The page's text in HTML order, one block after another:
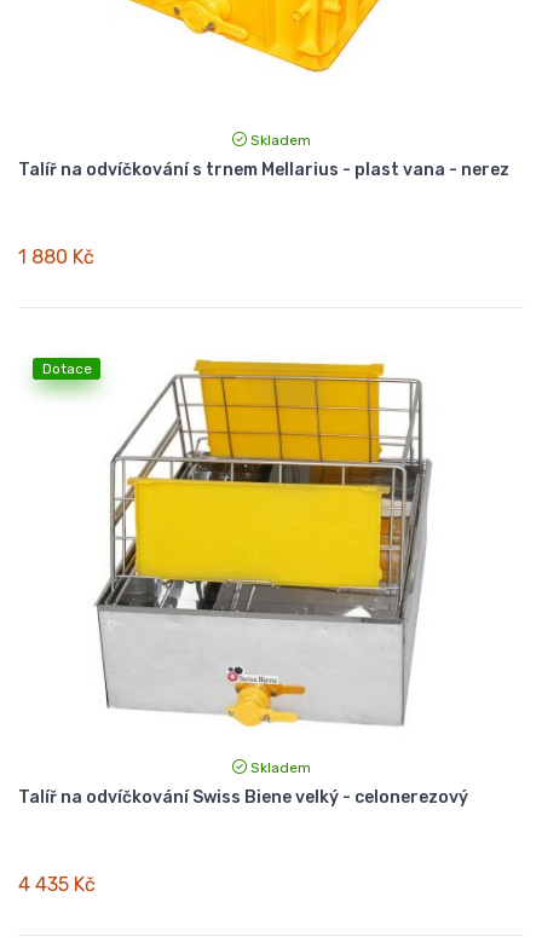
Skladem
Talíř na odvíčkování s trnem Mellarius - plast vana - nerez
1 880 Kč
Dotace
Skladem
Talíř na odvíčkování Swiss Biene velký - celonerezový
4 435 Kč